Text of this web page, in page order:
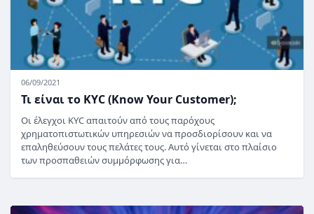
06/09/2021
Τι είναι το KYC (Know Your Customer);
Οι έλεγχοι KYC απαιτούν από τους παρόχους
χρηματοπιστωτικών υπηρεσιών να προσδιορίσουν και να
επαληθεύσουν τους πελάτες τους. Αυτό γίνεται στο πλαίσιο
των προσπαθειών συμμόρφωσης για…